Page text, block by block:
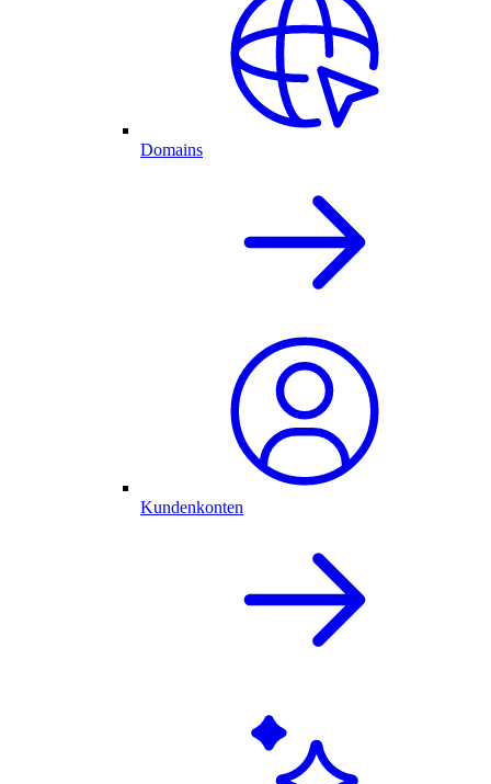
Domains
Kundenkonten